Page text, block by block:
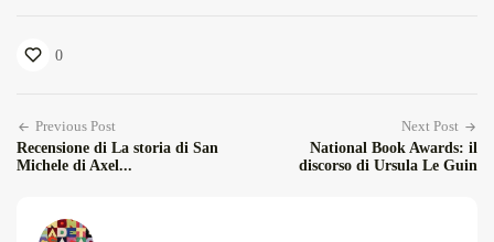
0
Previous Post
Recensione di La storia di San
Michele di Axel...
Next Post
National Book Awards: il
discorso di Ursula Le Guin